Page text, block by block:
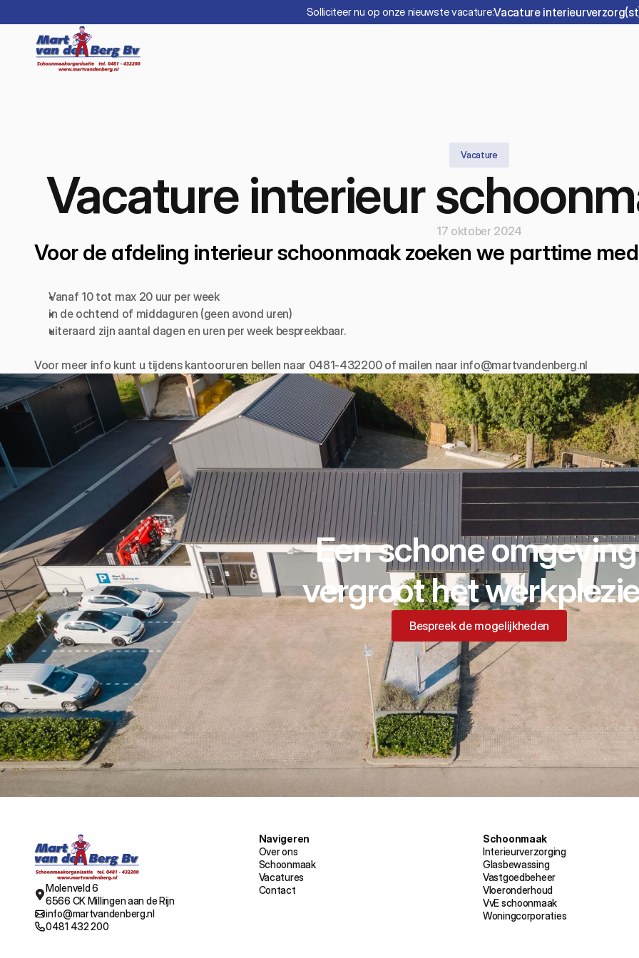
Vacature
Vacature interieur
17 oktober 2024
Voor de afdeling interieur schoonmaak zoeken we parttime
Vanaf 10 tot max 20 uur per week
in de ochtend of middaguren (geen avond uren)
uiteraard zijn aantal dagen en uren per week bespreekbaar.
Voor meer info kunt u tijdens kantooruren bellen naar 0481-432200 of mailen naar info@martvandenberg.nl
Een schone
vergroot het
Bespreek de mogelijkheden
Molenveld 6
6566 CK Millingen aan de Rijn
info@martvandenberg.nl
0481 432 200
Navigeren
Over ons
Schoonmaak
Vacatures
Contact
Schoonmaak
Interieurverzorging
Glasbewassing
Vastgoedbeheer
Vloeronderhoud
VvE schoonmaak
Woningcorporaties
Solliciteer nu op onze nieuwste vacature:Vacature